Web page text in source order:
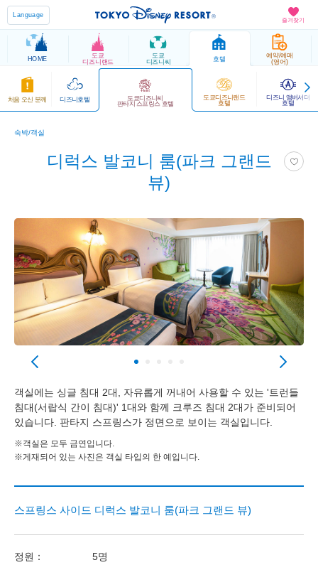
즐겨찾기
Language
HOME
도쿄
디즈니랜드
도쿄
디즈니씨
호텔
예약/예매
(영어)
처음 오신 분께 디즈니호텔 도쿄디즈니씨
판타지 스프링스 호텔
도쿄디즈니랜드
호텔
디즈니 앰버서더
호텔
숙박/객실
디럭스 발코니 룸(파크 그랜드
뷰)
객실에는 싱글 침대 2대, 자유롭게 꺼내어 사용할 수 있는 '트런들
침대(서랍식 간이 침대)' 1대와 함께 크루즈 침대 2대가 준비되어
있습니다. 판타지 스프링스가 정면으로 보이는 객실입니다.
※객실은 모두 금연입니다.
※게재되어 있는 사진은 객실 타입의 한 예입니다.
스프링스 사이드 디럭스 발코니 룸(파크 그랜드 뷰)
정원：
5명